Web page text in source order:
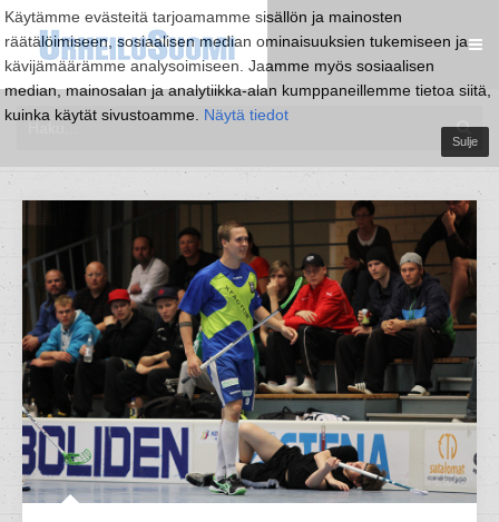
Käytämme evästeitä tarjoamamme sisällön ja mainosten
räätälöimiseen, sosiaalisen median ominaisuuksien tukemiseen ja
kävijämäärämme analysoimiseen. Jaamme myös sosiaalisen
median, mainosalan ja analytiikka-alan kumppaneillemme tietoa siitä,
kuinka käytät sivustoamme. Näytä tiedot
Sulje